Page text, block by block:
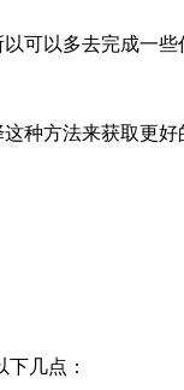
可以多去完成一些
种方法来获取更好
几点：